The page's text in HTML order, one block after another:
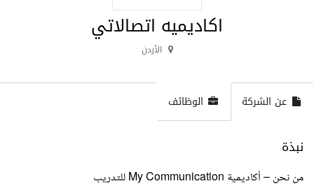
اكاديميه اتصالاتي
الأردن
عن الشركة الوظائف
نبذة
من نحن – أكاديمية My Communication للتدريب